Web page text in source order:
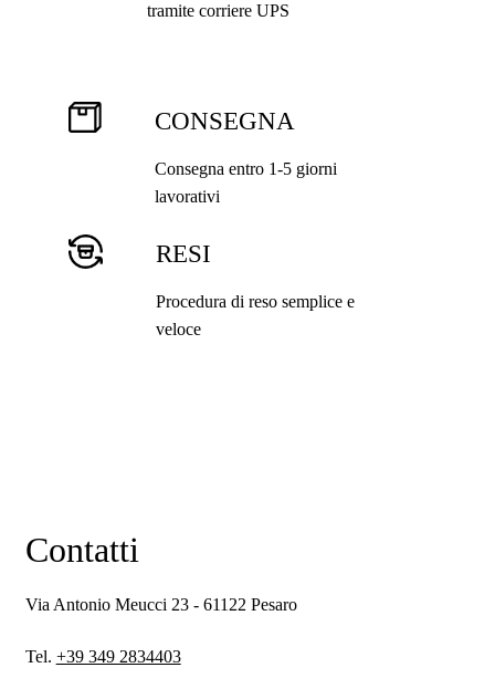
tramite corriere UPS
CONSEGNA
Consegna entro 1-5 giorni
lavorativi
RESI
Procedura di reso semplice e
veloce
Contatti
Via Antonio Meucci 23 - 61122 Pesaro
Tel. +39 349 2834403